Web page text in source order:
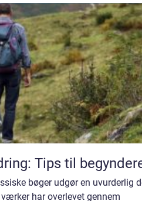
Tips til
bøger udgør en uvurderlig
har overlevet gennem